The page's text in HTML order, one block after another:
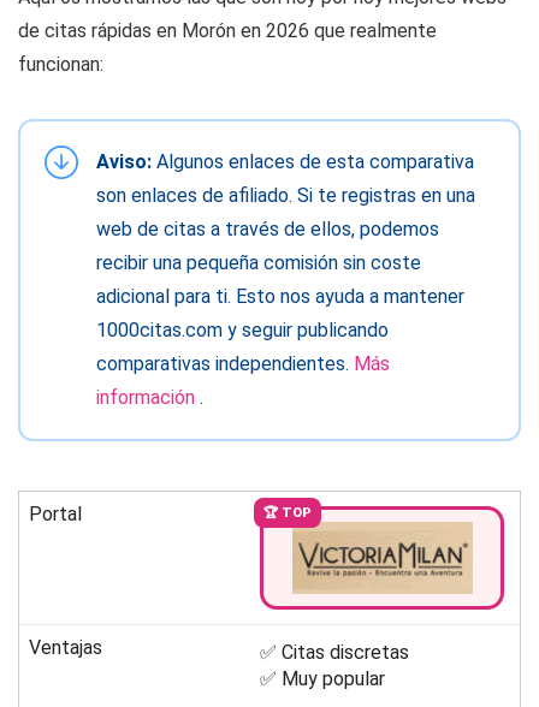
de citas rápidas en Morón en 2026 que realmente
funcionan:
Aviso: Algunos enlaces de esta comparativa
son enlaces de afiliado. Si te registras en una
web de citas a través de ellos, podemos
recibir una pequeña comisión sin coste
adicional para ti. Esto nos ayuda a mantener
1000citas.com y seguir publicando
comparativas independientes. Más
información .
Portal 🏆 TOP
Ventajas
✅ Citas discretas
✅ Muy popular